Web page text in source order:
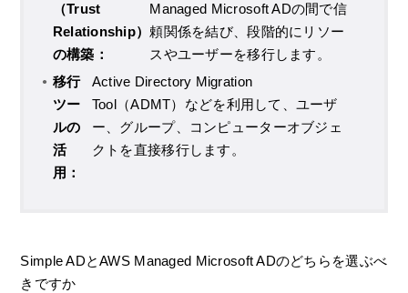
（Trust
Relationship）
の構築：
Managed Microsoft ADの間で信
頼関係を結び、段階的にリソー
スやユーザーを移行します。
移行
ツー
ルの
活
用：
Active Directory Migration
Tool（ADMT）などを利用して、ユーザ
ー、グループ、コンピューターオブジェ
クトを直接移行します。
Simple ADとAWS Managed Microsoft ADのどちらを選ぶべ
きですか